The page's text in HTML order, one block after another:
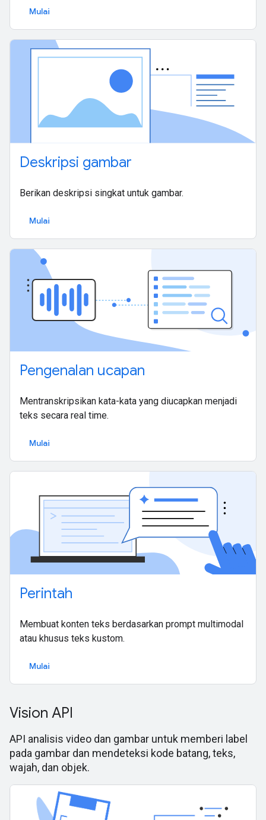
Mulai
Deskripsi gambar
Berikan deskripsi singkat untuk gambar.
Mulai
Pengenalan ucapan
Mentranskripsikan kata-kata yang diucapkan menjadi
teks secara real time.
Mulai
Perintah
Membuat konten teks berdasarkan prompt multimodal
atau khusus teks kustom.
Mulai
Vision API
API analisis video dan gambar untuk memberi label
pada gambar dan mendeteksi kode batang, teks,
wajah, dan objek.